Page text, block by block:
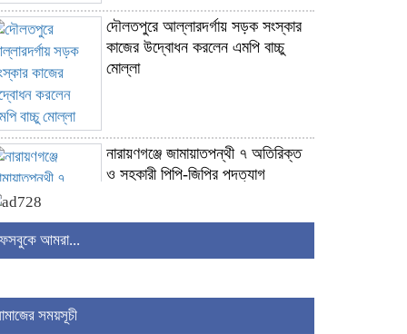
দৌলতপুরে আল্লারদর্গায় সড়ক সংস্কার
কাজের উদ্বোধন করলেন এমপি বাচ্চু
মোল্লা
নারায়ণগঞ্জে জামায়াতপন্থী ৭ অতিরিক্ত
ও সহকারী পিপি-জিপির পদত্যাগ
চাঁদপুরে প্রবাসীকে হত্যার অভিযোগ, চার
আমরা...
সময়সূচী